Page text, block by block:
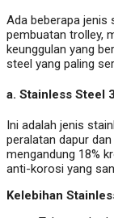
Ada beberapa jenis
pembuatan trolley,
keunggulan yang
steel yang paling
a. Stainless Steel
Ini adalah jenis
peralatan dapur
mengandung 18%
anti-korosi yang
Kelebihan